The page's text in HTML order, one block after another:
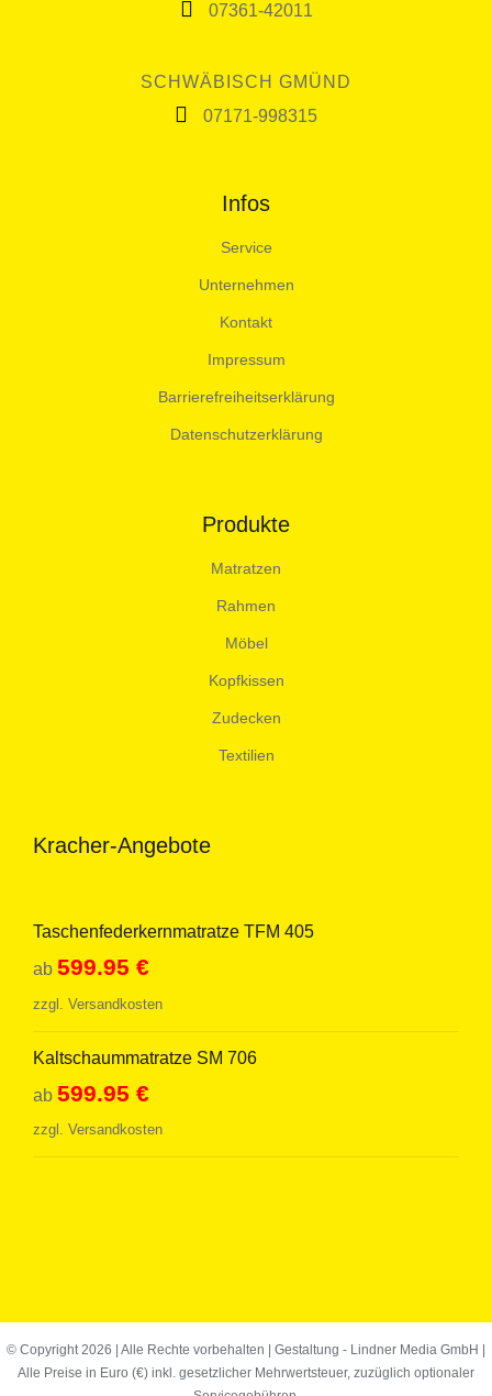
07361-42011
SCHWÄBISCH GMÜND
07171-998315
Infos
Service
Unternehmen
Kontakt
Impressum
Barrierefreiheitserklärung
Datenschutzerklärung
Produkte
Matratzen
Rahmen
Möbel
Kopfkissen
Zudecken
Textilien
Kracher-Angebote
Taschenfederkernmatratze TFM 405
ab 599.95 €
zzgl. Versandkosten
Kaltschaummatratze SM 706
ab 599.95 €
zzgl. Versandkosten
© Copyright2026 | Alle Rechte vorbehalten | Gestaltung - Lindner Media GmbH
Alle Preise in Euro (€) inkl. gesetzlicher Mehrwertsteuer, zuzüglich optionaler